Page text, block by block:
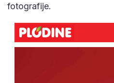
fotografije.